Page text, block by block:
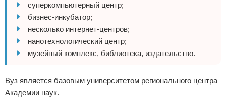
суперкомпьютерный центр;
бизнес-инкубатор;
несколько интернет-центров;
нанотехнологический центр;
музейный комплекс, библиотека, издательство.
Вуз является базовым университетом регионального центра
Академии наук.